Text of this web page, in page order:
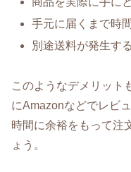
手元に届くまで時
別途送料が発生す
このようなデメリット
にAmazonなどでレビ
時間に余裕をもって注
ょう。